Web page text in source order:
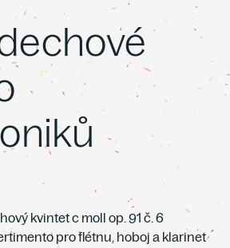
kvintet c moll op. 91 č. 6
pro flétnu, hoboj a klarinet